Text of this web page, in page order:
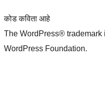
कोड कविता आहे
The WordPress® trademark
WordPress Foundation.